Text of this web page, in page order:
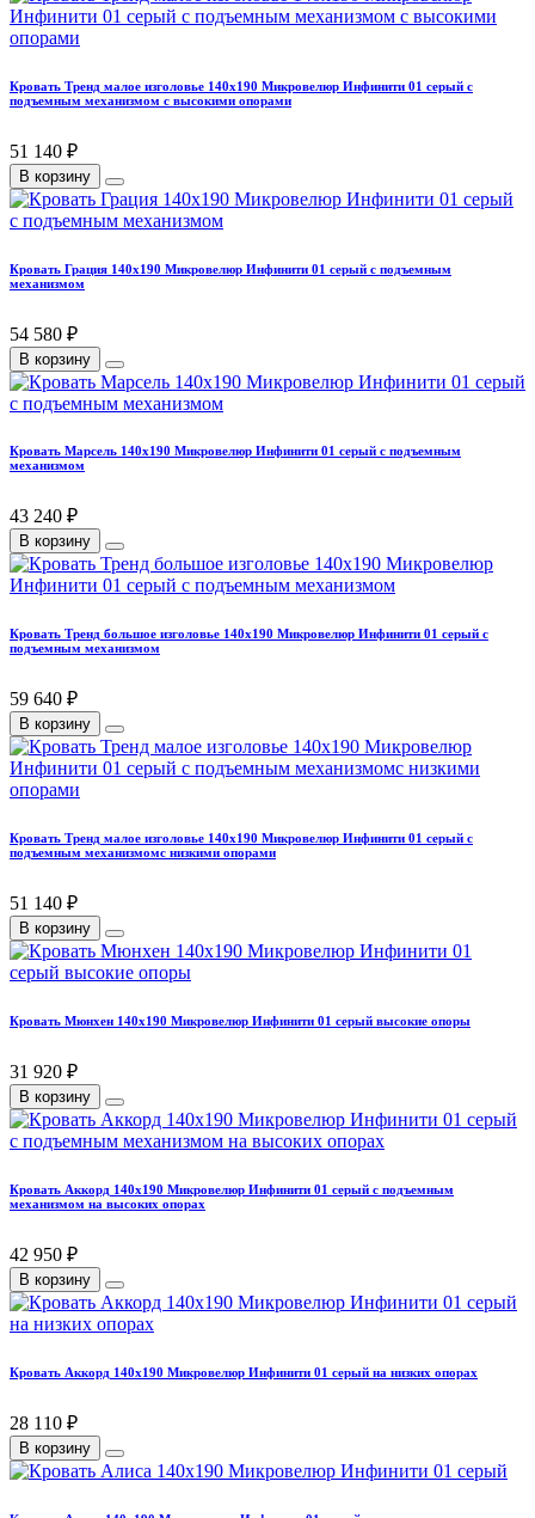
Кровать Тренд малое изголовье 140х190 Микровелюр Инфинити 01 серый с
подъемным механизмом с высокими опорами
51 140 ₽
В корзину
Кровать Грация 140х190 Микровелюр Инфинити 01 серый с подъемным
механизмом
54 580 ₽
В корзину
Кровать Марсель 140х190 Микровелюр Инфинити 01 серый с подъемным
механизмом
43 240 ₽
В корзину
Кровать Тренд большое изголовье 140х190 Микровелюр Инфинити 01 серый с
подъемным механизмом
59 640 ₽
В корзину
Кровать Тренд малое изголовье 140х190 Микровелюр Инфинити 01 серый с
подъемным механизмомс низкими опорами
51 140 ₽
В корзину
Кровать Мюнхен 140х190 Микровелюр Инфинити 01 серый высокие опоры
31 920 ₽
В корзину
Кровать Аккорд 140х190 Микровелюр Инфинити 01 серый с подъемным
механизмом на высоких опорах
42 950 ₽
В корзину
Кровать Аккорд 140х190 Микровелюр Инфинити 01 серый на низких опорах
28 110 ₽
В корзину